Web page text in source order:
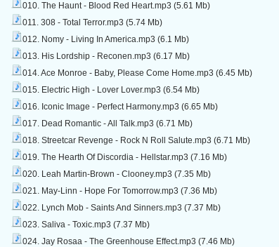
010. The Haunt - Blood Red Heart.mp3 (5.61 Mb)
011. 308 - Total Terror.mp3 (5.74 Mb)
012. Nomy - Living In America.mp3 (6.1 Mb)
013. His Lordship - Reconen.mp3 (6.17 Mb)
014. Ace Monroe - Baby, Please Come Home.mp3 (6.45 Mb)
015. Electric High - Lover Lover.mp3 (6.54 Mb)
016. Iconic Image - Perfect Harmony.mp3 (6.65 Mb)
017. Dead Romantic - All Talk.mp3 (6.71 Mb)
018. Streetcar Revenge - Rock N Roll Salute.mp3 (6.71 Mb)
019. The Hearth Of Discordia - Hellstar.mp3 (7.16 Mb)
020. Leah Martin-Brown - Clooney.mp3 (7.35 Mb)
021. May-Linn - Hope For Tomorrow.mp3 (7.36 Mb)
022. Lynch Mob - Saints And Sinners.mp3 (7.37 Mb)
023. Saliva - Toxic.mp3 (7.37 Mb)
024. Jay Rosaa - The Greenhouse Effect.mp3 (7.46 Mb)